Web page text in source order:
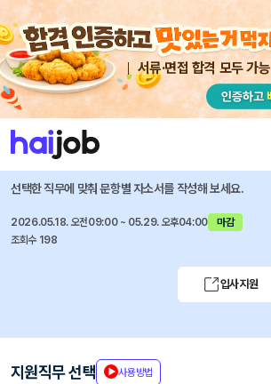
서류·면접 합격 모두 가능
채용공고 자소서 자유항목 자소서 내 작성목록
NH선물 즐겨찾기
직원 채용 공고
선택한 직무에 맞춰 문항별 자소서를 작성해 보세요.
2026.05.18. 오전09:00 ~ 05.29. 오후04:00
마감
조회수 198
입사지원
지원직무 선택 사용방법